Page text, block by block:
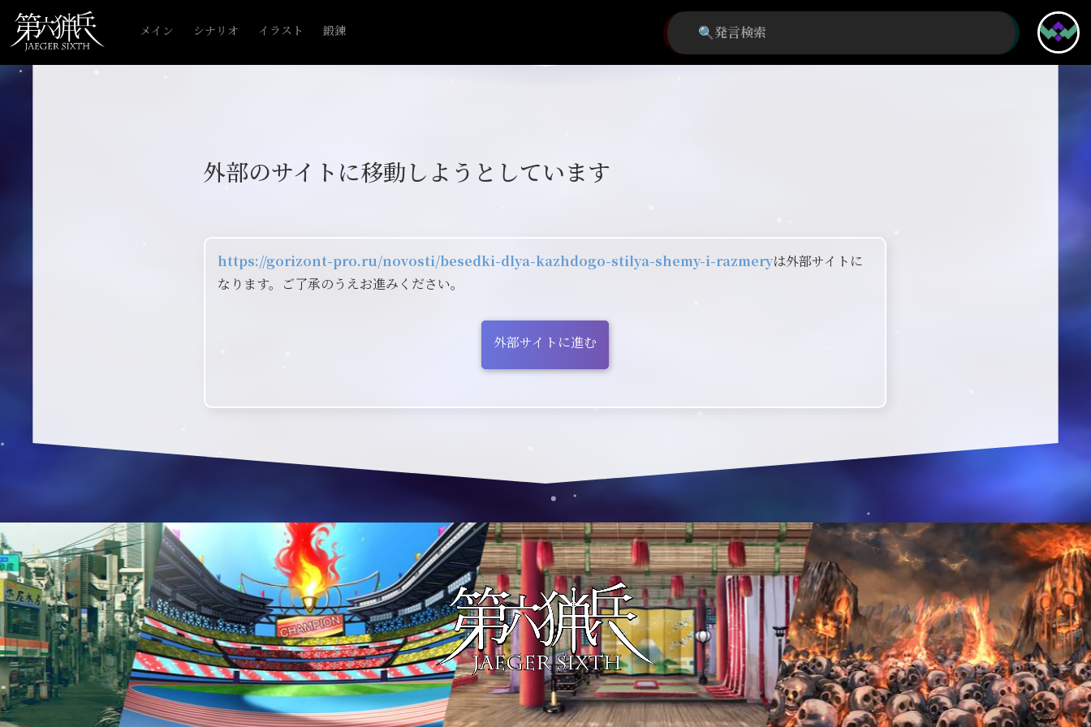
メイン シナリオ イラスト 鍛錬
外部のサイトに移動しようとしています
https://gorizont-pro.ru/novosti/besedki-dlya-kazhdogo-stilya-shemy-i-razmeryは外部サイトに
なります。ご了承のうえお進みください。
外部サイトに進む